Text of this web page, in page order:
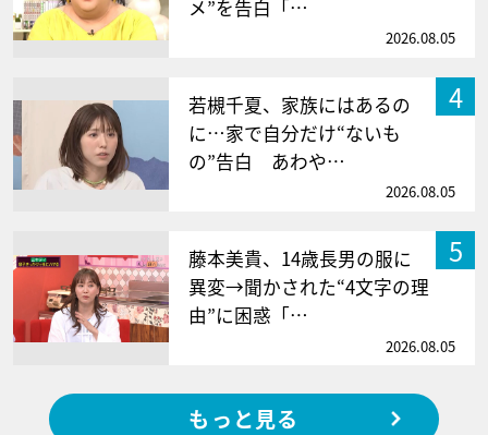
メ”を告白「…
2026.08.05
4
若槻千夏、家族にはあるの
に…家で自分だけ“ないも
の”告白 あわや…
2026.08.05
5
藤本美貴、14歳長男の服に
異変→聞かされた“4文字の理
由”に困惑「…
2026.08.05
もっと見る